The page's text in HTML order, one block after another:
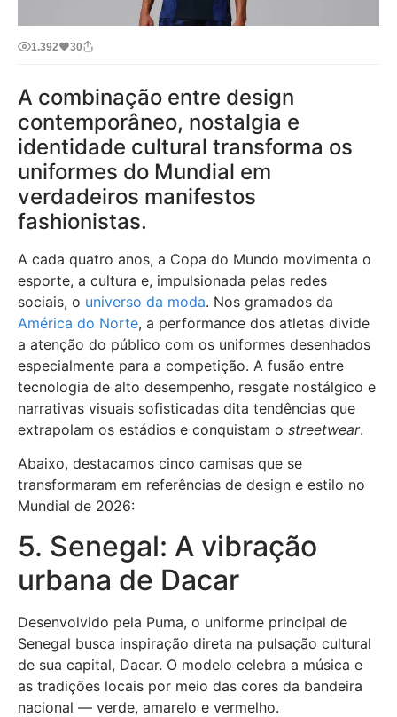
1.392 30
A combinação entre design
contemporâneo, nostalgia e
identidade cultural transforma os
uniformes do Mundial em
verdadeiros manifestos
fashionistas.
A cada quatro anos, a Copa do Mundo movimenta o
esporte, a cultura e, impulsionada pelas redes
sociais, o universo da moda. Nos gramados da
América do Norte, a performance dos atletas divide
a atenção do público com os uniformes desenhados
especialmente para a competição. A fusão entre
tecnologia de alto desempenho, resgate nostálgico e
narrativas visuais sofisticadas dita tendências que
extrapolam os estádios e conquistam o streetwear.
Abaixo, destacamos cinco camisas que se
transformaram em referências de design e estilo no
Mundial de 2026:
5. Senegal: A vibração
urbana de Dacar
Desenvolvido pela Puma, o uniforme principal de
Senegal busca inspiração direta na pulsação cultural
de sua capital, Dacar. O modelo celebra a música e
as tradições locais por meio das cores da bandeira
nacional — verde, amarelo e vermelho.